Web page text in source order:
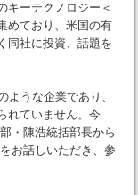
キーテクノロジー＜
めており、米国の有
同社に投資、話題を
うな企業であり、
れていません。今
・陳浩統括部長から
お話しいただき、参